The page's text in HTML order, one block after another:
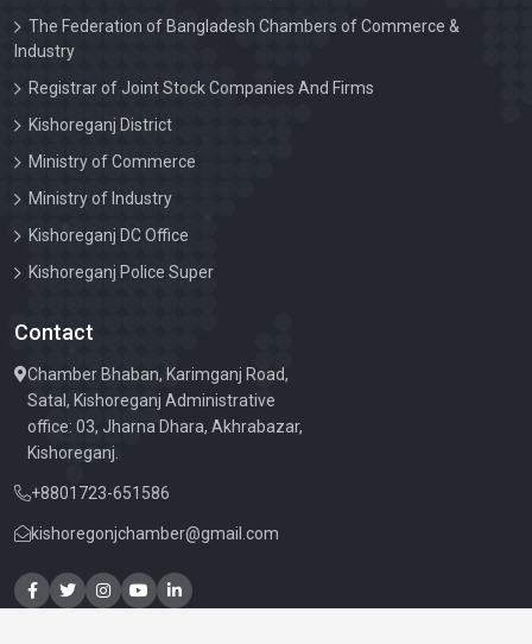
কাচাঁমাল ব্যবসায়ীদের সাথে মতবিনিময় সভার নোটিশ। 05-06-2023
34TH AGM HELD ON 29 APRIL 2023 SATURDAY AT
10.00 AM
২৬ মার্চ মহান স্বাধীনতা দিবস
The Federation of Bangladesh Chambers of Commerce &
Industry
Registrar of Joint Stock Companies And Firms
Kishoreganj District
Ministry of Commerce
Ministry of Industry
Kishoreganj DC Office
Kishoreganj Police Super
Contact
Chamber Bhaban, Karimganj Road,
Satal, Kishoreganj Administrative
office: 03, Jharna Dhara, Akhrabazar,
Kishoreganj.
+8801723-651586
kishoregonjchamber@gmail.com